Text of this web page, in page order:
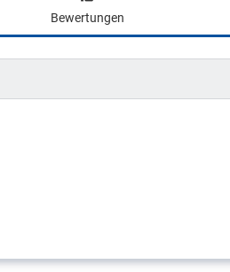
Bewertungen